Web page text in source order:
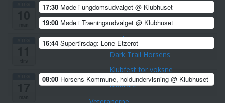
Klubmesterskaber
Park Tour 2026
Nytårsløb 2025
Dark Trail Horsens
Klubfest for voksne
Klubture
17:30 Møde i ungdomsudvalget @ Klubhuset
19:00 Møde i Træningsudvalget @ Klubhuset
16:44 Supertirsdag: Lone Etzerot
08:00 Horsens Kommune, holdundervisning @ Klubhuset